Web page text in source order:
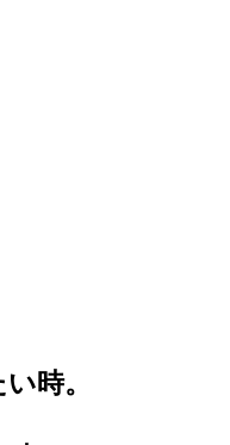
時。